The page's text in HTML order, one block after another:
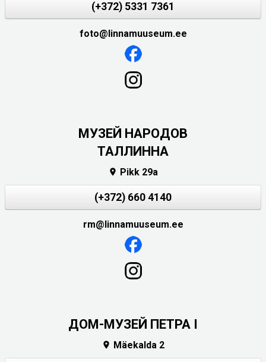
(+372) 5331 7361
foto@linnamuuseum.ee
MУЗЕЙ НАРОДОВ
ТАЛЛИННА
 Pikk 29a
(+372) 660 4140
rm@linnamuuseum.ee
ДОМ-МУЗЕЙ ПЕТРА I
 Mäekalda 2